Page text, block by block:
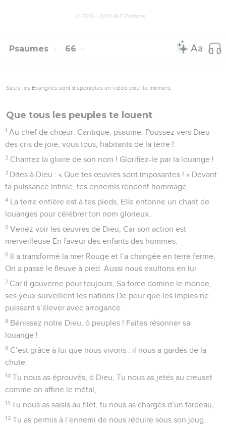
© 2013 - 2010 BLF Editions
Psaumes 66
Seuls les Évangiles sont disponibles en vidéo pour le moment.
Que tous les peuples te louent
1 Au chef de chœur. Cantique, psaume. Poussez vers Dieu
des cris de joie, vous tous, habitants de la terre !
2 Chantez la gloire de son nom ! Glorifiez-le par la louange !
3 Dites à Dieu : « Que tes œuvres sont imposantes ! » Devant
ta puissance infinie, tes ennemis rendent hommage.
4 La terre entière est à tes pieds, Elle entonne un chant de
louanges pour célébrer ton nom glorieux.
5 Venez voir les œuvres de Dieu, Car son action est
merveilleuse En faveur des enfants des hommes.
6 Il a transformé la mer Rouge et l’a changée en terre ferme,
On a passé le fleuve à pied. Aussi nous exultons en lui
7 Car il gouverne pour toujours, Sa force domine le monde,
ses yeux surveillent les nations De peur que les impies ne
puissent s’élever avec arrogance.
8 Bénissez notre Dieu, ô peuples ! Faites résonner sa
louange !
9 C’est grâce à lui que nous vivons : il nous a gardés de la
chute.
10 Tu nous as éprouvés, ô Dieu, Tu nous as jetés au creuset
comme on affine le métal,
11 Tu nous as saisis au filet, tu nous as chargés d’un fardeau,
12 Tu as permis à l’ennemi de nous réduire sous son joug.